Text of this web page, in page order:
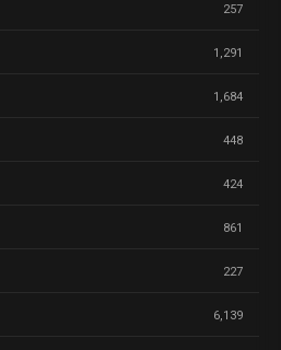
257
1,291
1,684
448
424
861
227
6,139